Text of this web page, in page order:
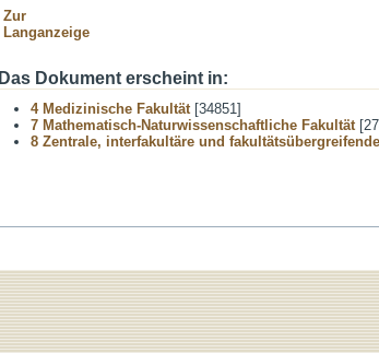
Zur
Langanzeige
Das Dokument erscheint in:
4 Medizinische Fakultät[34851]
7 Mathematisch-Naturwissenschaftliche Fakultät
8 Zentrale, interfakultäre und